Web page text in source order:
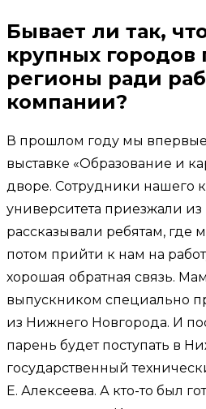
Бывает ли так,
крупных городов
регионы ради
компании?
В прошлом году мы впервые
выставке «Образование и
дворе. Сотрудники нашего
университета приезжали из
рассказывали ребятам, где
потом прийти к нам на
хорошая обратная связь.
выпускником специально
из Нижнего Новгорода. И
парень будет поступать в
государственный
Е. Алексеева. А кто-то был